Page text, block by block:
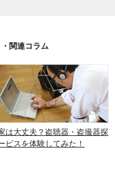
関連コラム
は大丈夫？盗聴器・盗撮器探
ビスを体験してみた！